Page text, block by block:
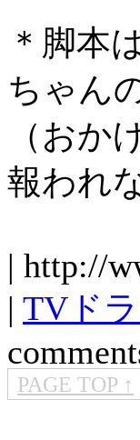
＊脚本
ちゃん
（おか
報われ
| http://
| TVド
PAGE TOP ↑